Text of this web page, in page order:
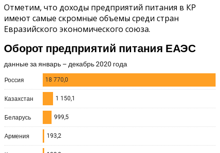
Отметим, что доходы предприятий питания в КР
имеют самые скромные объемы среди стран
Евразийского экономического союза.